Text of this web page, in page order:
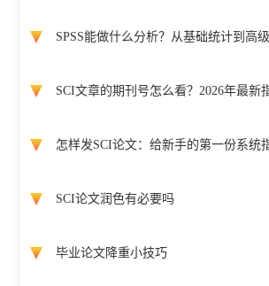
SPSS能做什么分析？从基础统计到高
SCI文章的期刊号怎么看？2026年最新
怎样发SCI论文：给新手的第一份系统
SCI论文润色有必要吗
毕业论文降重小技巧